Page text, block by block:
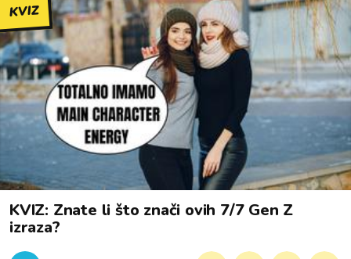
KVIZ
KVIZ: Znate li što znači ovih 7/7 Gen Z
izraza?